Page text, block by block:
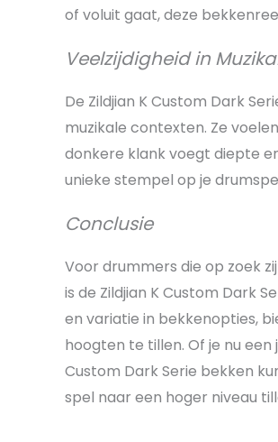
of voluit gaat, deze
Veelzijdigheid in
De Zildjian K Custom Dark
muzikale contexten. Ze
donkere klank voegt diepte
unieke stempel op je
Conclusie
Voor drummers die op zoek
is de Zildjian K Custom Dark
en variatie in bekkenopties,
hoogten te tillen. Of je nu
Custom Dark Serie bekken
spel naar een hoger niveau